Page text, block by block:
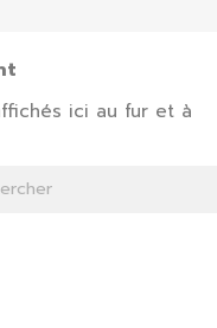
ici au fur et à